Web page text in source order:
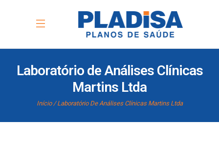
Laboratório de Análises Clínicas
Martins Ltda
Início Laboratório De Análises Clínicas Martins Ltda